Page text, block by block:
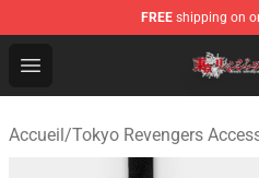
FREE shipping on
Open menu
Tokyo Revengers Store -
Accueil/Tokyo Revengers